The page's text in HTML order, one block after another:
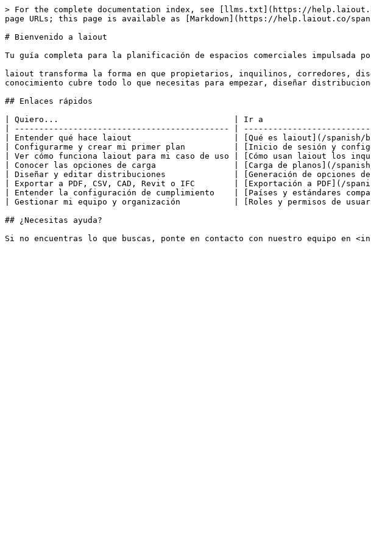
> For the complete documentation index, see [llms.txt](https://
page URLs; this page is available as [Markdown](https://help.laiout.co/
# Bienvenido a laiout
Tu guía completa para la planificación de espacios comerciales impulsada
laiout transforma la forma en que propietarios, inquilinos, corredores,
conocimiento cubre todo lo que necesitas para empezar, diseñar
## Enlaces rápidos
| Quiero...                                    | Ir a
| -------------------------------------------- |
| Entender qué hace laiout                     | [Qué es laiout](/
| Configurarme y crear mi primer plan          | [Inicio de sesión y
| Ver cómo funciona laiout para mi caso de uso | [Cómo usan laiout
| Conocer las opciones de carga                | [Carga de planos](/
| Diseñar y editar distribuciones              | [Generación de opciones de
| Exportar a PDF, CSV, CAD, Revit o IFC        | [Exportación a
| Entender la configuración de cumplimiento    | [Países y estándares
| Gestionar mi equipo y organización           | [Roles y permisos de
## ¿Necesitas ayuda?